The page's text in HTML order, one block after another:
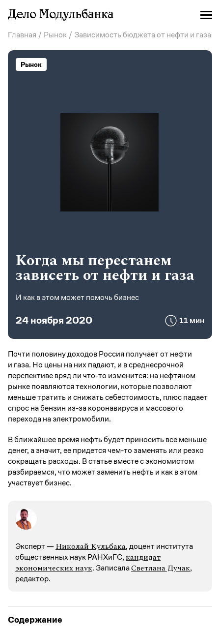
Главная / Рынок / Зависимость бюджета от нефти и газа
Рынок
Когда мы перестанем
зависеть от нефти и газа
И как в этом может помочь бизнес
24 ноября 2020 11 мин
Почти половину доходов Россия получает от нефти
и газа. Но цены на них падают, и в среднесрочной
перспективе вряд ли что-то изменится: на нефтяном
рынке появляются технологии, которые позволяют
меньше тратить и снижать себестоимость, плюс падает
спрос на бензин из-за коронавируса и массового
перехода на электромобили.
В ближайшее время нефть будет приносить все меньше
денег, а значит, ее придется чем-то заменять или резко
сокращать расходы. В статье вместе с экономистом
разбираемся, что может заменить нефть и как в этом
участвует бизнес.
Эксперт —Николай Кульбака, доцент института
общественных наук РАНХиГС,кандидат
экономических наук. ЗаписалaСветлана Дучак,
редактор.
Содержание